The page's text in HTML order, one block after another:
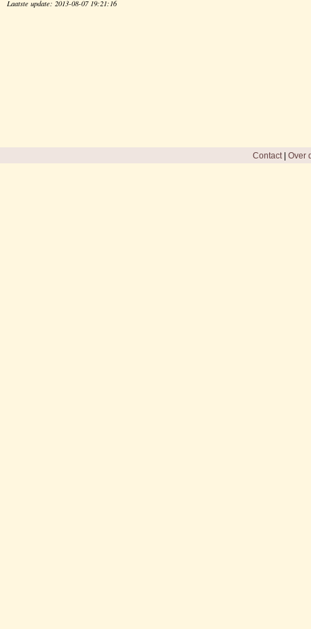
Laatste update: 2013-08-07 19:21:16
Contact| Over